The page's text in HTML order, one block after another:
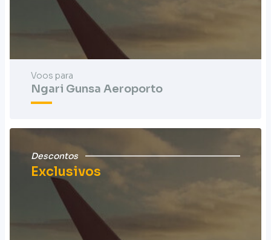
Voos para
Ngari Gunsa Aeroporto
Descontos
Exclusivos